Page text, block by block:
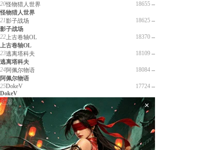
20
18655
怪物猎人世界
怪物猎人世界
21
18625
影子战场
影子战场
22
18370
上古卷轴OL
上古卷轴OL
23
18109
逃离塔科夫
逃离塔科夫
24
18084
阿佩尔物语
阿佩尔物语
25
17724
DokeV
DokeV
×